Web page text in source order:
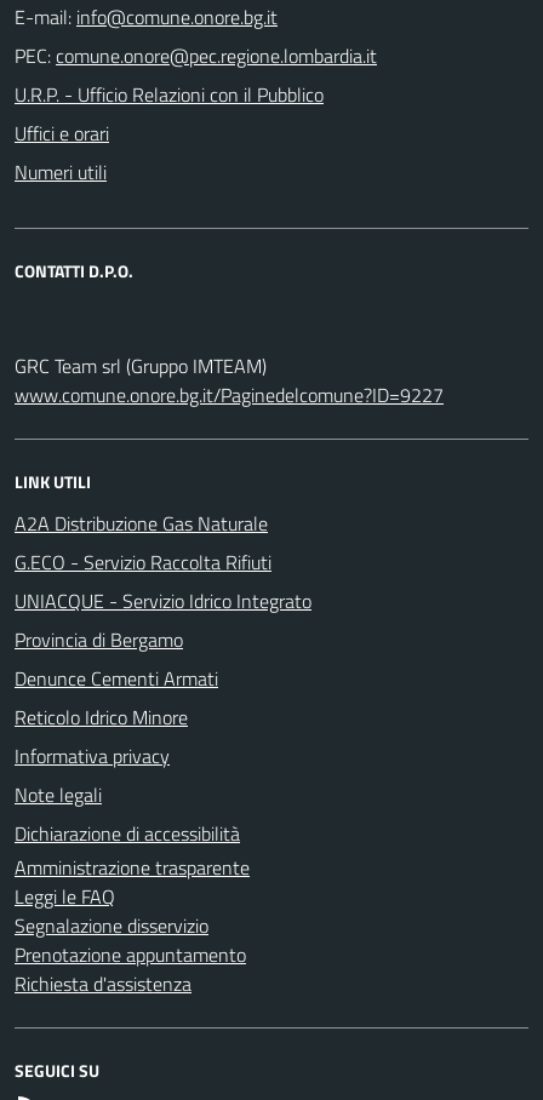
E-mail:
PEC:
U.R.P. - Ufficio Relazioni con il Pubblico
Uffici e orari
Numeri utili
CONTATTI D.P.O.
GRC Team srl (Gruppo IMTEAM)
www.comune.onore.bg.it/Paginedelcomune?ID=9227
LINK UTILI
A2A Distribuzione Gas Naturale
G.ECO - Servizio Raccolta Rifiuti
UNIACQUE - Servizio Idrico Integrato
Provincia di Bergamo
Denunce Cementi Armati
Reticolo Idrico Minore
Informativa privacy
Note legali
Dichiarazione di accessibilità
Amministrazione trasparente
Leggi le FAQ
Segnalazione disservizio
Prenotazione appuntamento
Richiesta d'assistenza
SEGUICI SU